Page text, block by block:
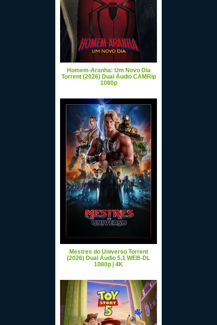
Homem-Aranha: Um Novo Dia
Torrent (2026) Dual Áudio CAMRip
1080p
Mestres do Universo Torrent
(2026) Dual Áudio 5.1 WEB-DL
1080p | 4K